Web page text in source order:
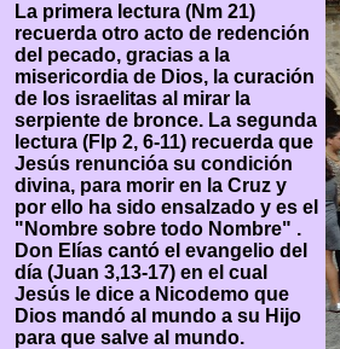
La primera lectura (Nm 21)
recuerda otro acto de redención
del pecado, gracias a la
misericordia de Dios, la curación
de los israelitas al mirar la
serpiente de bronce. La segunda
lectura (Flp 2, 6-11) recuerda que
Jesús renuncióa su condición
divina, para morir en la Cruz y
por ello ha sido ensalzado y es el
"Nombre sobre todo Nombre" .
Don Elías cantó el evangelio del
día (Juan 3,13-17) en el cual
Jesús le dice a Nicodemo que
Dios mandó al mundo a su Hijo
para que salve al mundo.